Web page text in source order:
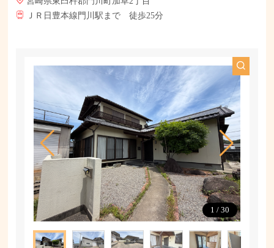
ＪＲ日豊本線門川駅まで 徒歩25分
1 /30